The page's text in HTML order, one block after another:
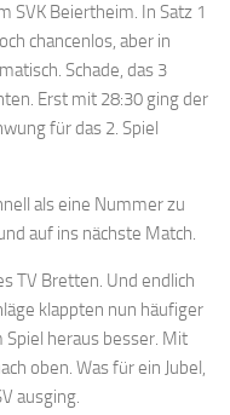
SVK Beiertheim. In Satz 1
chancenlos, aber in
Schade, das 3
Erst mit 28:30 ging der
für das 2. Spiel
als eine Nummer zu
auf ins nächste Match.
TV Bretten. Und endlich
klappten nun häufiger
heraus besser. Mit
oben. Was für ein Jubel,
ausging.